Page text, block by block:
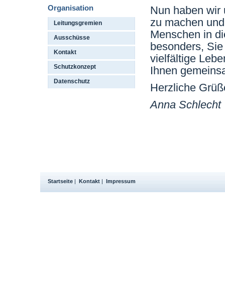
Organisation
Leitungsgremien
Ausschüsse
Kontakt
Schutzkonzept
Datenschutz
Nun haben wir
zu machen
Menschen in
besonders,
vielfältige
Ihnen
Herzliche
Anna Schlecht
Startseite | Kontakt | Impressum